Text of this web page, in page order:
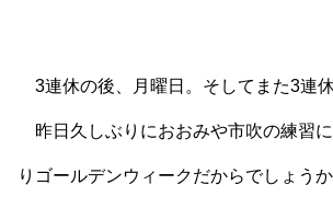
3連休の後、月曜日。そしてまた3連休
昨日久しぶりにおおみや市吹の練習
りゴールデンウィークだからでしょう